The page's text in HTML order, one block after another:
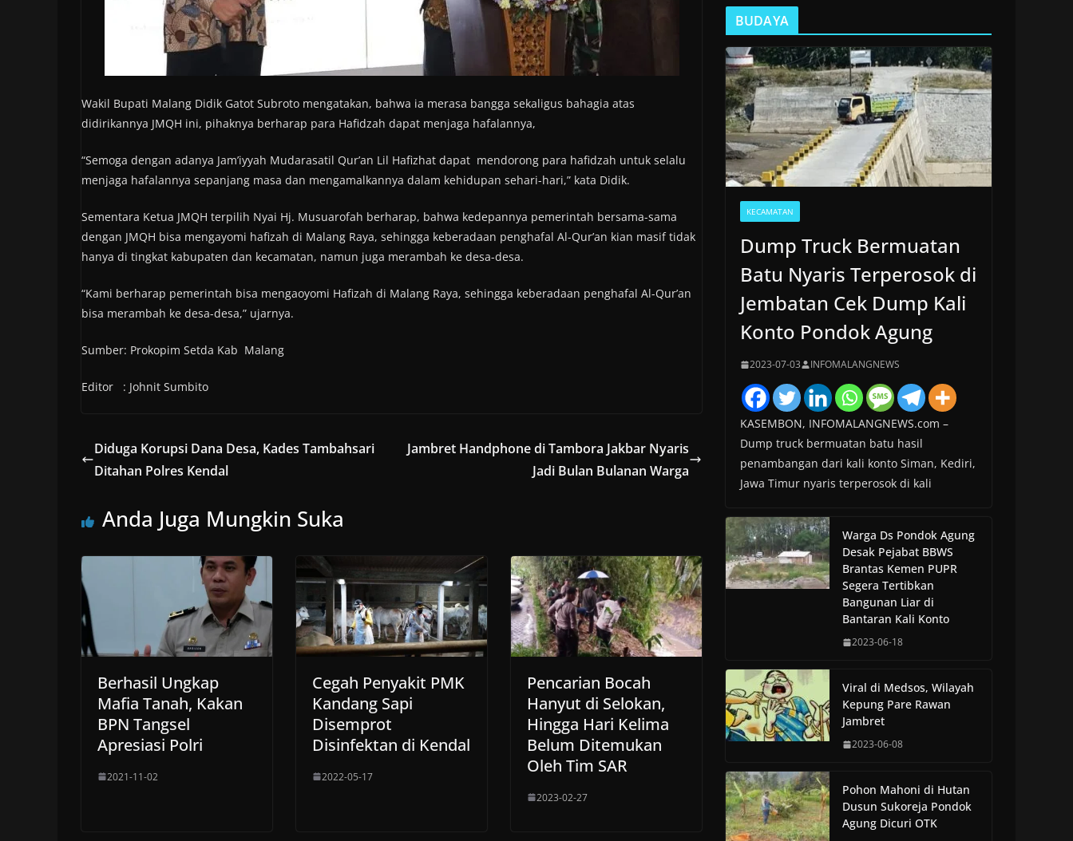
Wakil Bupati Malang Didik Gatot Subroto mengatakan, bahwa ia merasa bangga sekaligus bahagia atas
didirikannya JMQH ini, pihaknya berharap para Hafidzah dapat menjaga hafalannya,
“Semoga dengan adanya Jam’iyyah Mudarasatil Qur’an Lil Hafizhat dapat mendorong para hafidzah untuk selalu
menjaga hafalannya sepanjang masa dan mengamalkannya dalam kehidupan sehari-hari,” kata Didik.
Sementara Ketua JMQH terpilih Nyai Hj. Musuarofah berharap, bahwa kedepannya pemerintah bersama-sama
dengan JMQH bisa mengayomi hafizah di Malang Raya, sehingga keberadaan penghafal Al-Qur’an kian masif tidak
hanya di tingkat kabupaten dan kecamatan, namun juga merambah ke desa-desa.
“Kami berharap pemerintah bisa mengaoyomi Hafizah di Malang Raya, sehingga keberadaan penghafal Al-Qur’an
bisa merambah ke desa-desa,” ujarnya.
Sumber: Prokopim Setda Kab Malang
Editor : Johnit Sumbito
Diduga Korupsi Dana Desa, Kades Tambahsari
Ditahan Polres Kendal
Jambret Handphone di Tambora Jakbar Nyaris
Jadi Bulan Bulanan Warga
Anda Juga Mungkin Suka
Berhasil Ungkap
Mafia Tanah, Kakan
BPN Tangsel
Apresiasi Polri
2021-11-02
Cegah Penyakit PMK
Kandang Sapi
Disemprot
Disinfektan di Kendal
2022-05-17
Pencarian Bocah
Hanyut di Selokan,
Hingga Hari Kelima
Belum Ditemukan
Oleh Tim SAR
2023-02-27
BUDAYA
KECAMATAN
Dump Truck Bermuatan
Batu Nyaris Terperosok di
Jembatan Cek Dump Kali
Konto Pondok Agung
2023-07-03 INFOMALANGNEWS
KASEMBON, INFOMALANGNEWS.com –
Dump truck bermuatan batu hasil
penambangan dari kali konto Siman, Kediri,
Jawa Timur nyaris terperosok di kali
Warga Ds Pondok Agung
Desak Pejabat BBWS
Brantas Kemen PUPR
Segera Tertibkan
Bangunan Liar di
Bantaran Kali Konto
2023-06-18
Viral di Medsos, Wilayah
Kepung Pare Rawan
Jambret
2023-06-08
Pohon Mahoni di Hutan
Dusun Sukoreja Pondok
Agung Dicuri OTK